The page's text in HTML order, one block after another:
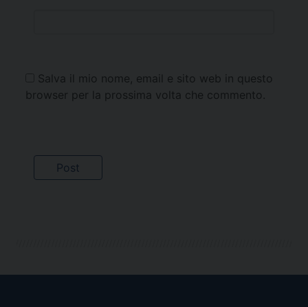
Salva il mio nome, email e sito web in questo
browser per la prossima volta che commento.